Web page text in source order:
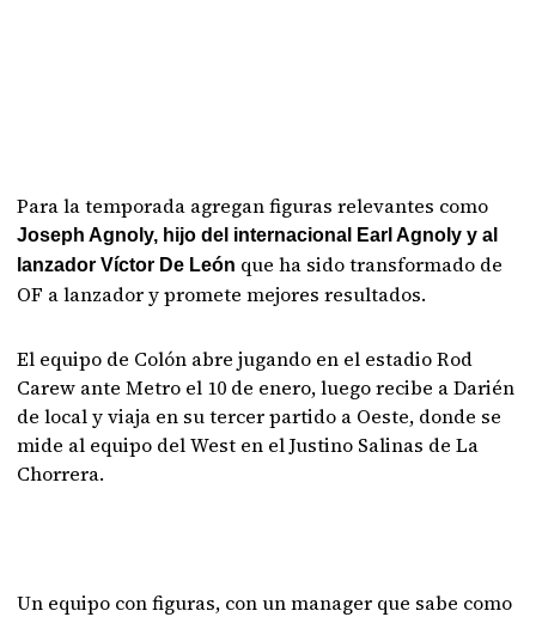
Para la temporada agregan figuras relevantes como
Joseph Agnoly, hijo del internacional Earl Agnoly y al
lanzador Víctor De León que ha sido transformado de
OF a lanzador y promete mejores resultados.
El equipo de Colón abre jugando en el estadio Rod
Carew ante Metro el 10 de enero, luego recibe a Darién
de local y viaja en su tercer partido a Oeste, donde se
mide al equipo del West en el Justino Salinas de La
Chorrera.
Un equipo con figuras, con un manager que sabe como